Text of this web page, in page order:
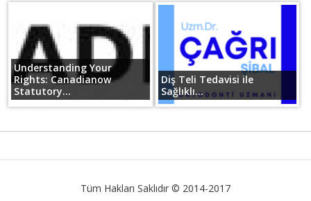
Understanding Your
Rights: Canadianow
Statutory...
Diş Teli Tedavisi ile
Sağlıklı...
Tüm Hakları Saklıdır © 2014-2017